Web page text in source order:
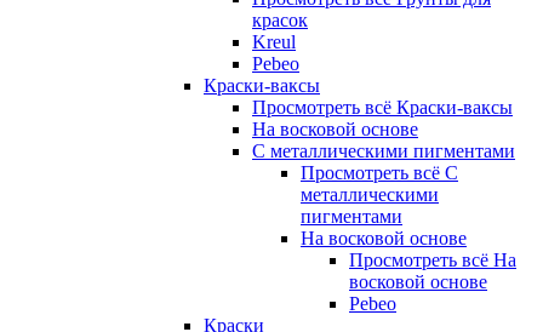
красок
Kreul
Pebeo
Краски-ваксы
Просмотреть всё Краски-ваксы
На восковой основе
С металлическими пигментами
Просмотреть всё С
металлическими
пигментами
На восковой основе
Просмотреть всё На
восковой основе
Pebeo
Краски